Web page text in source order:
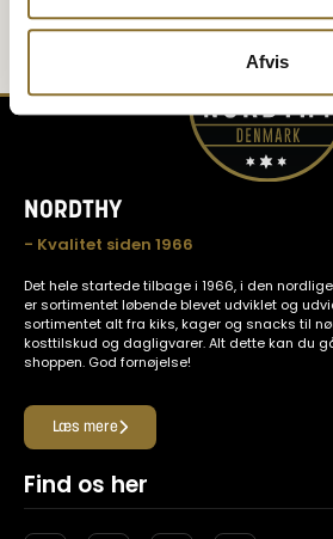
Afvis
NORDTHY
- Kvalitet siden 1966
Det hele startede tilbage i 1966, i den
er sortimentet løbende blevet udviklet og
sortimentet alt fra kiks, kager og snacks til
kosttilskud og dagligvarer. Alt dette kan du
shoppen. God fornøjelse!
Læs mere
Find os her